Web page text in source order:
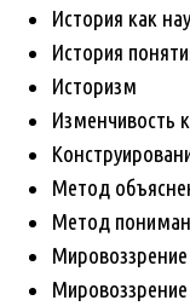
История как
История
Историзм
Изменчивость
Метод
Метод